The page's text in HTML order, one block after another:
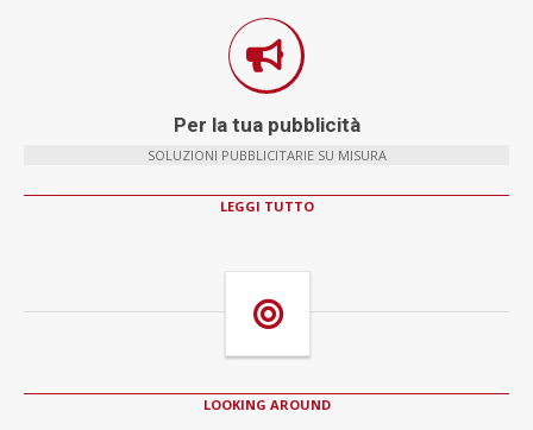
Per la tua pubblicità
SOLUZIONI PUBBLICITARIE SU MISURA
LEGGI TUTTO
LOOKING AROUND